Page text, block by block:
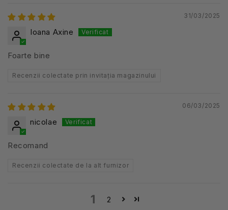
31/03/2025
Ioana Axine
Foarte bine
Recenzii colectate prin invitația magazinului
06/03/2025
nicolae
Recomand
Recenzii colectate de la alt furnizor
1 2